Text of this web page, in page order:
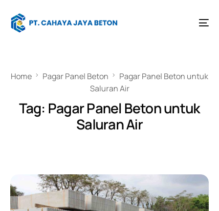
Home Pagar Panel Beton
Pagar Panel Beton untuk
Saluran Air
Tag: Pagar Panel Beton untuk
Saluran Air